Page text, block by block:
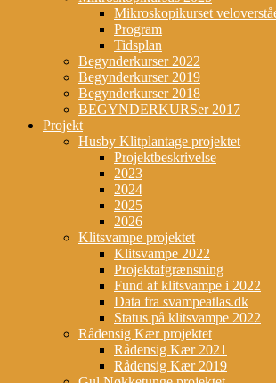
Mikroskopikurset
Program
Tidsplan
Begynderkurser 2022
Begynderkurser 2019
Begynderkurser 2018
BEGYNDERKURSer 2017
Projekt
Husby Klitplantage projektet
Projektbeskrivelse
2023
2024
2025
2026
Klitsvampe projektet
Klitsvampe 2022
Projektafgrænsning
Fund af klitsvampe i 2022
Data fra svampeatlas.dk
Status på klitsvampe 2022
Rådensig Kær projektet
Rådensig Kær 2021
Rådensig Kær 2019